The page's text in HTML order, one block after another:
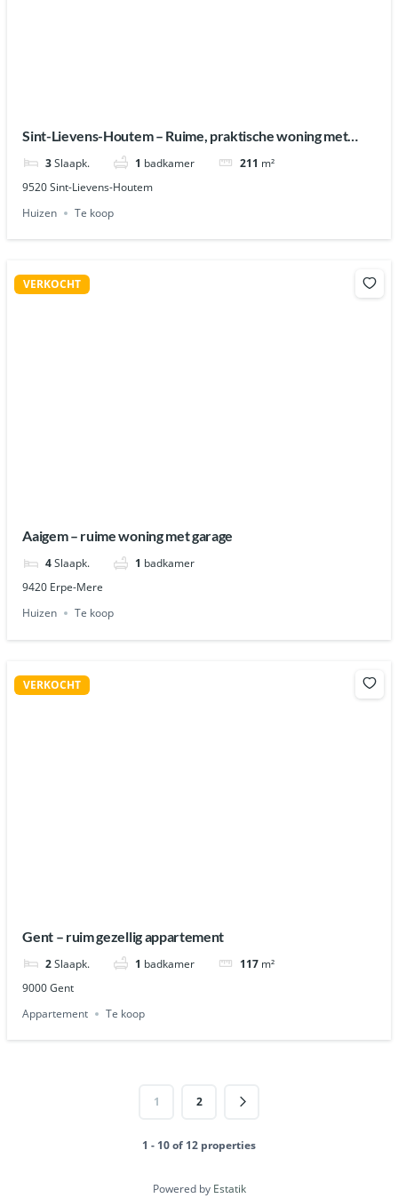
Sint-Lievens-Houtem – Ruime, praktische woning met
garage
3Slaapk. 1 badkamer 211 m²
9520 Sint-Lievens-Houtem
Huizen
Te koop
VERKOCHT
Aaigem – ruime woning met garage
4Slaapk. 1 badkamer
9420 Erpe-Mere
Huizen
Te koop
VERKOCHT
Gent – ruim gezellig appartement
2Slaapk. 1 badkamer 117 m²
9000 Gent
Appartement
Te koop
1 2
1 - 10 of 12 properties
Powered by Estatik